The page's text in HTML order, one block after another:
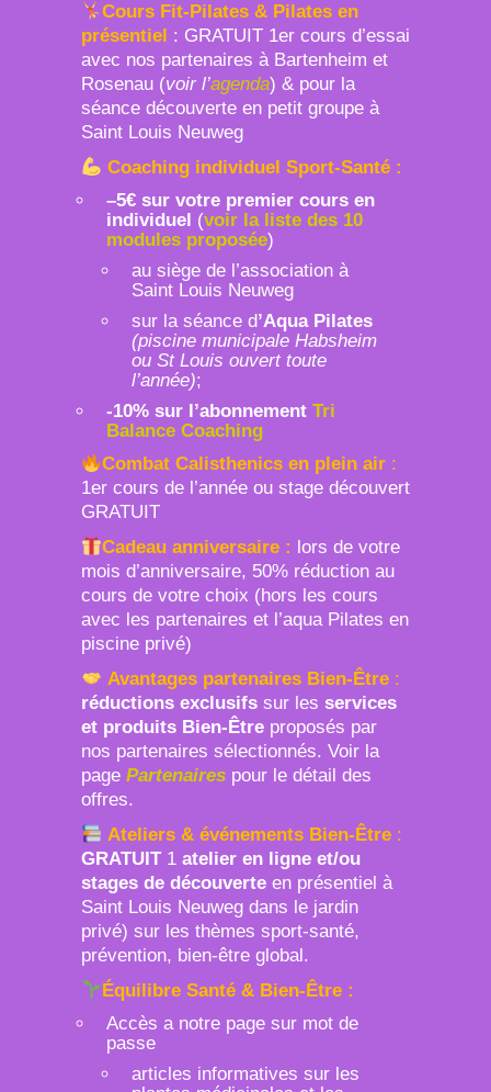
Cours Fit-Pilates & Pilates en
présentiel : GRATUIT 1er cours d’essai
avec nos partenaires à Bartenheim et
Rosenau (voir l’agenda) & pour la
séance découverte en petit groupe à
Saint Louis Neuweg
Coaching individuel Sport-Santé :
–5€ sur votre premier cours en
individuel (voir la liste des 10
modules proposée)
au siège de l’association à
Saint Louis Neuweg
sur la séance d’Aqua Pilates
(piscine municipale Habsheim
ou St Louis ouvert toute
l’année);
-10% sur l’abonnement Tri
Balance Coaching
Combat Calisthenics en plein air :
1er cours de l’année ou stage découvert
GRATUIT
Cadeau anniversaire : lors de votre
mois d’anniversaire, 50% réduction au
cours de votre choix (hors les cours
avec les partenaires et l’aqua Pilates en
piscine privé)
Avantages partenaires Bien-Être :
réductions exclusifs sur les services
et produits Bien-Être proposés par
nos partenaires sélectionnés. Voir la
page Partenaires pour le détail des
offres.
Ateliers & événements Bien-Être :
GRATUIT 1 atelier en ligne et/ou
stages de découverte en présentiel à
Saint Louis Neuweg dans le jardin
privé) sur les thèmes sport-santé,
prévention, bien-être global.
Équilibre Santé & Bien-Être :
Accès a notre page sur mot de
passe
articles informatives sur les